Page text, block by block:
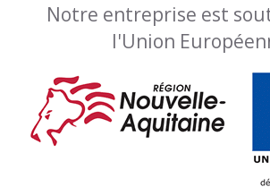
Notre entreprise est
l'Union